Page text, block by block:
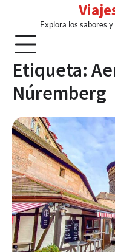
content
Explora los sabores
Etiqueta:
Núremberg